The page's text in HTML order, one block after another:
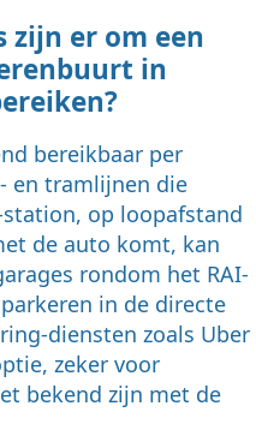
zijn er om een
in
bereikbaar per
en tramlijnen die
op loopafstand
de auto komt, kan
rondom het RAI-
in de directe
diensten zoals Uber
zeker voor
bekend zijn met de